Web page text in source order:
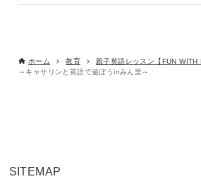
ホーム 教育
親子英語レッスン【FUN WITH
～キャサリンと英語で遊ぼうinみん里～
SITEMAP